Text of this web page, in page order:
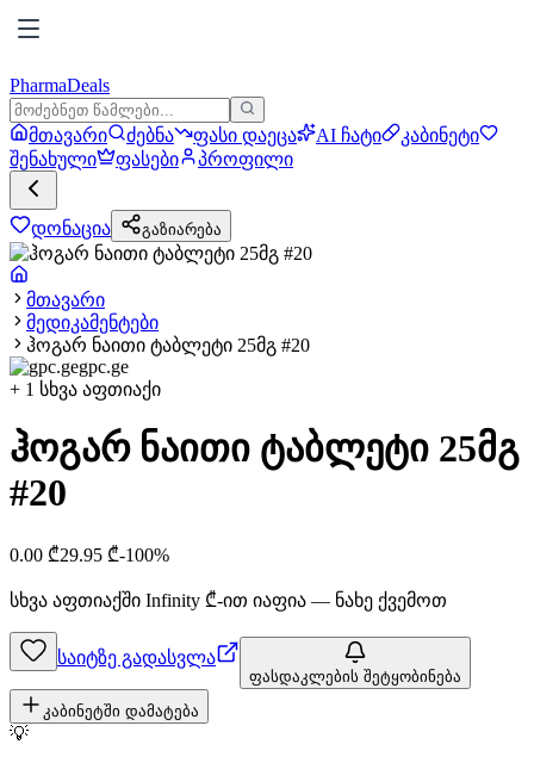
PharmaDeals
მთავარი ძებნა ფასი დაეცა AI ჩატი
კაბინეტი
შენახული
ფასები პროფილი
დონაცია გაზიარება
მთავარი
მედიკამენტები
ჰოგარ ნაითი ტაბლეტი 25მგ #20
gpc.ge
+ 1 სხვა აფთიაქი
ჰოგარ ნაითი ტაბლეტი 25მგ
#20
0.00 ₾29.95 ₾-100%
სხვა აფთიაქში Infinity ₾-ით იაფია — ნახე ქვემოთ
საიტზე გადასვლა
ფასდაკლების შეტყობინება
კაბინეტში დამატება
💡